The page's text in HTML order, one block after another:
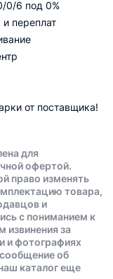
0/6 под 0%
переплат
от поставщика!
для
офертой.
право изменять
товара,
и
с пониманием к
извинения за
и фотографиях
об
каталог еще